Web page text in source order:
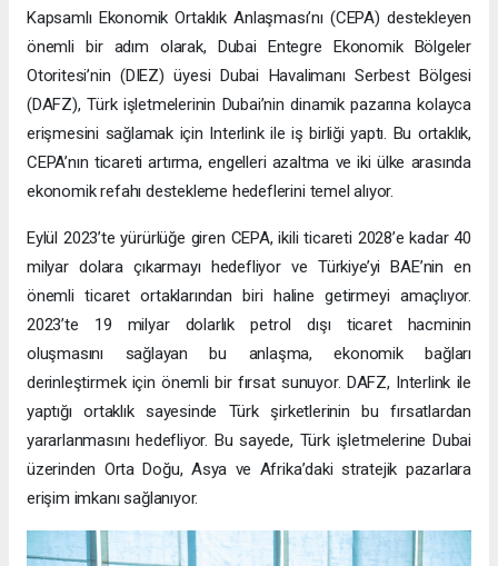
Kapsamlı Ekonomik Ortaklık Anlaşması’nı (CEPA) destekleyen
önemli bir adım olarak, Dubai Entegre Ekonomik Bölgeler
Otoritesi’nin (DIEZ) üyesi Dubai Havalimanı Serbest Bölgesi
(DAFZ), Türk işletmelerinin Dubai’nin dinamik pazarına kolayca
erişmesini sağlamak için Interlink ile iş birliği yaptı. Bu ortaklık,
CEPA’nın ticareti artırma, engelleri azaltma ve iki ülke arasında
ekonomik refahı destekleme hedeflerini temel alıyor.
Eylül 2023’te yürürlüğe giren CEPA, ikili ticareti 2028’e kadar 40
milyar dolara çıkarmayı hedefliyor ve Türkiye’yi BAE’nin en
önemli ticaret ortaklarından biri haline getirmeyi amaçlıyor.
2023’te 19 milyar dolarlık petrol dışı ticaret hacminin
oluşmasını sağlayan bu anlaşma, ekonomik bağları
derinleştirmek için önemli bir fırsat sunuyor. DAFZ, Interlink ile
yaptığı ortaklık sayesinde Türk şirketlerinin bu fırsatlardan
yararlanmasını hedefliyor. Bu sayede, Türk işletmelerine Dubai
üzerinden Orta Doğu, Asya ve Afrika’daki stratejik pazarlara
erişim imkanı sağlanıyor.